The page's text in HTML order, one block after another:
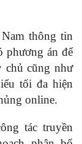
thông tin
phương án để
chủ cũng như
tối đa hiện
online.
tác truyền